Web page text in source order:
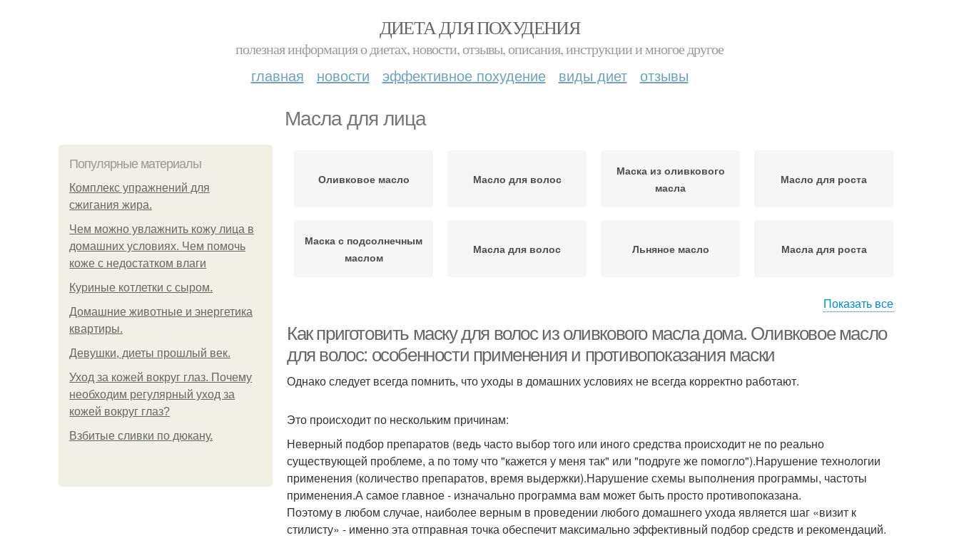
ДИЕТА ДЛЯ ПОХУДЕНИЯ
полезная информация о диетах, новости, отзывы, описания, инструкции и многое другое
главная новости эффективное похудение виды диет отзывы
Масла для лица
Популярные материалы
Комплекс упражнений для
сжигания жира.
Чем можно увлажнить кожу лица в
домашних условиях. Чем помочь
коже с недостатком влаги
Куриные котлетки с сыром.
Домашние животные и энергетика
квартиры.
Девушки, диеты прошлый век.
Уход за кожей вокруг глаз. Почему
необходим регулярный уход за
кожей вокруг глаз?
Взбитые сливки по дюкану.
Оливковое масло Масло для волос
Маска из оливкового
масла
Масло для роста
Маска с подсолнечным
маслом
Масла для волос Льняное масло Масла для роста
масла
Масла для кожи Масло для бровей Масло для лица
Масло для внутреннего
Показать все
Как приготовить маску для волос из оливкового масла дома. Оливковое масло
для волос: особенности применения и противопоказания маски
Однако следует всегда помнить, что уходы в домашних условиях не всегда корректно работают.
Это происходит по нескольким причинам:
Неверный подбор препаратов (ведь часто выбор того или иного средства происходит не по реально
существующей проблеме, а по тому что "кажется у меня так" или "подруге же помогло").Нарушение технологии
применения (количество препаратов, время выдержки).Нарушение схемы выполнения программы, частоты
применения.А самое главное - изначально программа вам может быть просто противопоказана.
Поэтому в любом случае, наиболее верным в проведении любого домашнего ухода является шаг «визит к
стилисту» - именно эта отправная точка обеспечит максимально эффективный подбор средств и рекомендаций.